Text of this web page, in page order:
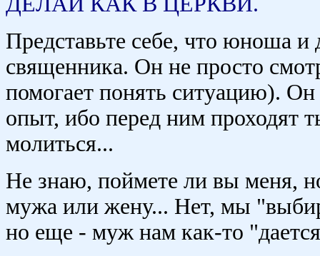
Представьте себе, что юноша
священника. Он не просто
помогает понять ситуацию).
опыт, ибо перед ним проходят
молиться...
Не знаю, поймете ли вы меня,
мужа или жену... Нет, мы
но еще - муж нам как-то